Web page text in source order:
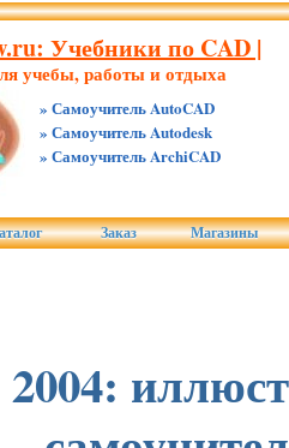
Учебники по CAD |
учебы, работы и отдыха
» Самоучитель AutoCAD
» Самоучитель Autodesk
» Самоучитель ArchiCAD
Заказ Магазины